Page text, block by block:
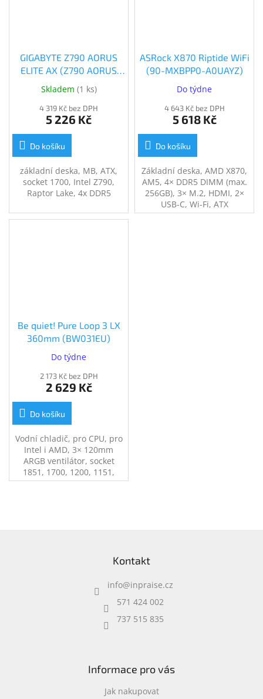
GIGABYTE Z790 AORUS
ELITE AX (Z790 AORUS
ELITE AX)
Skladem (1 ks)
4 319 Kč bez DPH
5 226 Kč
Do košíku
základní deska, MB, ATX,
socket 1700, Intel Z790,
Raptor Lake, 4x DDR5
ASRock X870 Riptide WiFi
(90-MXBPP0-A0UAYZ)
Do týdne
4 643 Kč bez DPH
5 618 Kč
Do košíku
Základní deska, AMD X870,
AM5, 4× DDR5 DIMM (max.
256GB), 3× M.2, HDMI, 2×
USB-C, Wi-Fi, ATX
Be quiet! Pure Loop 3 LX
360mm (BW031EU)
Do týdne
2 173 Kč bez DPH
2 629 Kč
Do košíku
Vodní chladič, pro CPU, pro
Intel i AMD, 3× 120mm
ARGB ventilátor, socket
1851, 1700, 1200, 1151,
1150, 1155, AM5, AM4,
Kontakt
info@inpraise.cz
571 424 002
737 515 835
Informace pro vás
Jak nakupovat